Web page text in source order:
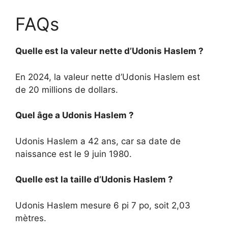
FAQs
Quelle est la valeur nette d’Udonis Haslem ?
En 2024, la valeur nette d’Udonis Haslem est
de 20 millions de dollars.
Quel âge a Udonis Haslem ?
Udonis Haslem a 42 ans, car sa date de
naissance est le 9 juin 1980.
Quelle est la taille d’Udonis Haslem ?
Udonis Haslem mesure 6 pi 7 po, soit 2,03
mètres.